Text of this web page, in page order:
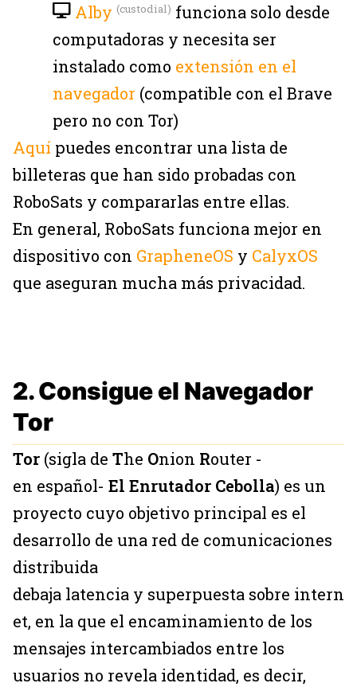
Alby (custodial) funciona solo desde
computadoras y necesita ser
instalado como extensión en el
navegador (compatible con el Brave
pero no con Tor)
Aquí puedes encontrar una lista de
billeteras que han sido probadas con
RoboSats y compararlas entre ellas.
En general, RoboSats funciona mejor en
dispositivo con GrapheneOS y CalyxOS
que aseguran mucha más privacidad.
2. Consigue el Navegador
Tor
Tor (sigla de The Onion Router -
en español- El Enrutador Cebolla) es un
proyecto cuyo objetivo principal es el
desarrollo de una red de comunicaciones
distribuida
debaja latencia y superpuesta sobre intern
et, en la que el encaminamiento de los
mensajes intercambiados entre los
usuarios no revela identidad, es decir,